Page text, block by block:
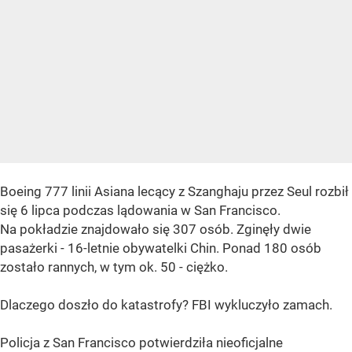
Boeing 777 linii Asiana lecący z Szanghaju przez Seul rozbił
się 6 lipca podczas lądowania w San Francisco.
Na pokładzie znajdowało się 307 osób. Zginęły dwie
pasażerki - 16-letnie obywatelki Chin. Ponad 180 osób
zostało rannych, w tym ok. 50 - ciężko.
Dlaczego doszło do katastrofy? FBI wykluczyło zamach.
Policja z San Francisco potwierdziła nieoficjalne